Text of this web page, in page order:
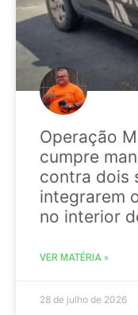
Operação
cumpre
contra dois
integrarem
no interior
VER MATÉRIA »
28 de julho de 2026